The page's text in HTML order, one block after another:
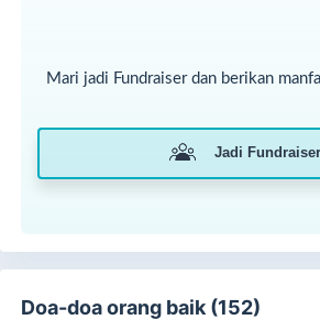
Mari jadi Fundraiser dan berikan
Jadi Fundraiser
Doa-doa orang baik (152)